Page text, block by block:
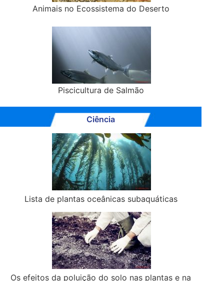
Animais no Ecossistema do Deserto
Piscicultura de Salmão
Ciência
Lista de plantas oceânicas subaquáticas
Os efeitos da poluição do solo nas plantas e na